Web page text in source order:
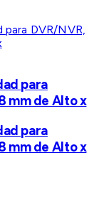
para
mm de Alto x
para
mm de Alto x